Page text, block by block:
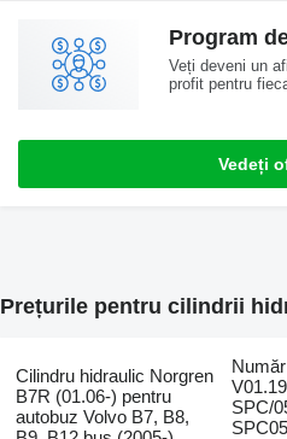
Program
Veți deveni un
profit pentru
Vedeți
Prețurile pentru cilindrii
Cilindru hidraulic Norgren
B7R (01.06-) pentru
autobuz Volvo B7, B8,
SPC/